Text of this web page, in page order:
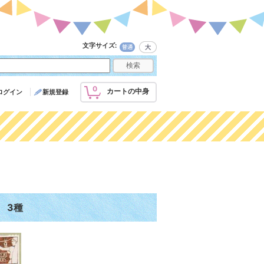
文字サイズ:
0 カートの中身
グイン 新規登録
3種